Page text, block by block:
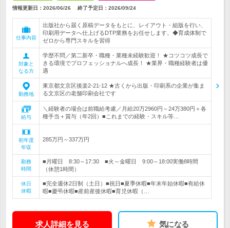
情報更新日：2026/06/26 終了予定日： 2026/09/24
仕事内容
出版社から届く原稿データをもとに、レイアウト・組版を行い、
印刷用データへ仕上げるDTP業務をお任せします。◆育成体制で
ゼロから専門スキルを習得
対象と
なる方
学歴不問／第二新卒・職種・業種未経験歓迎！ ★コツコツ成長で
きる環境でプロフェッショナルへ成長！ ★業界・職種経験者は優
遇
勤務地
東京都文京区後楽2-21-12 ★古くから出版・印刷系の企業が集ま
る文京区の老舗印刷会社です
給与
＼経験者の場合は前職給考慮／月給20万2960円～24万380円＋各
種手当＋賞与（年2回）■これまでの経験・スキル等…
初年度
年収
285万円～337万円
勤務
時間
■月曜日 8:30～17:30 ■火～金曜日 9:00～18:00実働8時間
（休憩1時間）
休日
休暇
■完全週休2日制（土日）■祝日■夏季休暇■年末年始休暇■有給休
暇■慶弔休暇■産前産後休暇■育児休暇（…
求人詳細を見る 気になる